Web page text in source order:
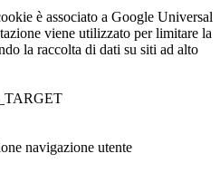
è associato a Google Universal
viene utilizzato per limitare la
la raccolta di dati su siti ad alto
navigazione utente